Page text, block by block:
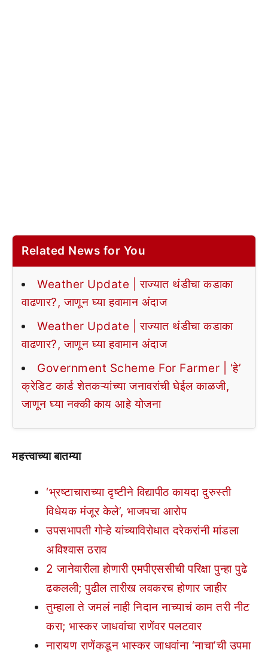
Related News for You
Weather Update | राज्यात थंडीचा कडाका
वाढणार?, जाणून घ्या हवामान अंदाज
Weather Update | राज्यात थंडीचा कडाका
वाढणार?, जाणून घ्या हवामान अंदाज
Government Scheme For Farmer | ‘हे’
क्रेडिट कार्ड शेतकऱ्यांच्या जनावरांची घेईल काळजी,
जाणून घ्या नक्की काय आहे योजना
महत्त्वाच्या बातम्या
‘भ्रष्टाचाराच्या दृष्टीने विद्यापीठ कायदा दुरुस्ती
विधेयक मंजूर केले’, भाजपचा आरोप
उपसभापती गोऱ्हे यांच्याविरोधात दरेकरांनी मांडला
अविश्वास ठराव
2 जानेवारीला होणारी एमपीएससीची परिक्षा पुन्हा पुढे
ढकलली; पुढील तारीख लवकरच होणार जाहीर
तुम्हाला ते जमलं नाही निदान नाच्याचं काम तरी नीट
करा; भास्कर जाधवांचा राणेंवर पलटवार
नारायण राणेंकडून भास्कर जाधवांना ‘नाचा’ची उपमा